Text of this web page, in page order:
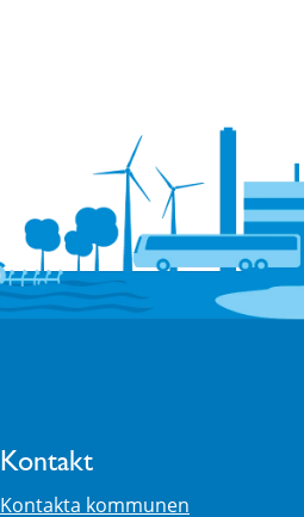
Kontakt
Kontakta kommunen